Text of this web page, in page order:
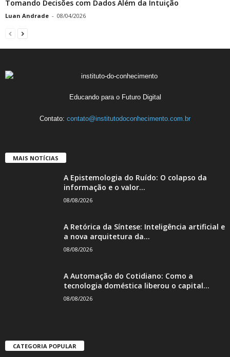
Tomando Decisões com Dados Além da Intuição
Luan Andrade - 08/04/2026
Educando para o Futuro Digital
Contato: contato@institutodoconhecimento.com.br
MAIS NOTÍCIAS
A Epistemologia do Ruído: O colapso da
informação e o valor...
08/08/2026
A Retórica da Síntese: Inteligência artificial e
a nova arquitetura da...
08/08/2026
A Automação do Cotidiano: Como a
tecnologia doméstica liberou o capital...
08/08/2026
CATEGORIA POPULAR